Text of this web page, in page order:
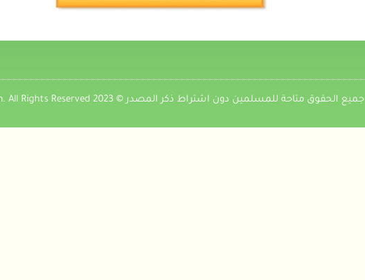
جميع الحقوق متاحة للمسلمين دون اشتراط ذكر المصدر © 2023 7a9ad.com. All Rights Reserved